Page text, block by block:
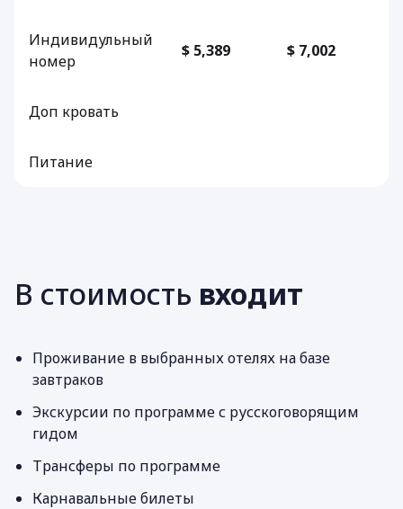
Индивидульный
номер
$ 5,389 $ 7,002
Доп кровать
Питание
В стоимость входит
Проживание в выбранных отелях на базе
завтраков
Экскурсии по программе с русскоговорящим
гидом
Трансферы по программе
Карнавальные билеты